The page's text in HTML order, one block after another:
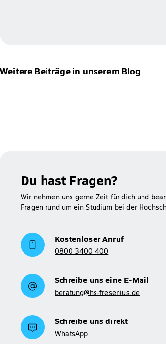
Weitere Beiträge in unserem Blog
Du hast Fragen?
Wir nehmen uns gerne Zeit für dich und
Fragen rund um ein Studium bei der
Kostenloser Anruf
0800 3400 400
Schreibe uns eine E-Mail
beratung@hs-fresenius.de
Schreibe uns direkt
WhatsApp